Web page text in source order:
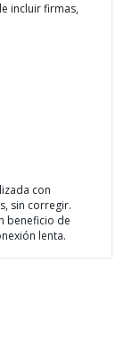
incluir firmas,
con
sin corregir.
beneficio de
lenta.